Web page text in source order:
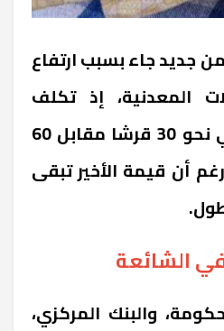
جديد جاء بسبب ارتفاع
المعدنية، إذ تكلف
طباعة الجنيه الورقي نحو 30 قرشا مقابل 60
أن قيمة الأخير تبقى
الشائعة
والبنك المركزي،